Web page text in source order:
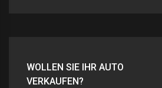
WOLLEN SIE IHR AUTO
VERKAUFEN?